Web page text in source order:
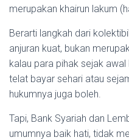
merupakan khairun lakum
Berarti langkah dari
anjuran kuat, bukan
kalau para pihak sejak
telat bayar sehari atau
hukumnya juga boleh.
Tapi, Bank Syariah dan
umumnya baik hati, tidak